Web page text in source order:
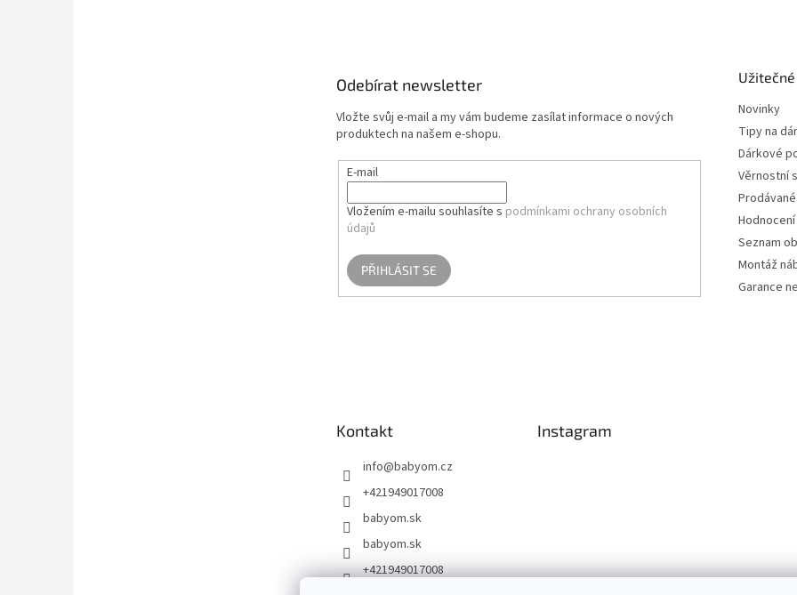
Odebírat newsletter
Vložte svůj e-mail a my vám budeme zasílat informace o nových
produktech na našem e-shopu.
E-mail
Vložením e-mailu souhlasíte s podmínkami ochrany osobních
údajů
PŘIHLÁSIT SE
Novinky
Tipy na
Dárkové
Věrnostní
Seznam
Montáž
Garance
Kontakt
info@babyom.cz
+421949017008
babyom.sk
babyom.sk
+421949017008
Instagram